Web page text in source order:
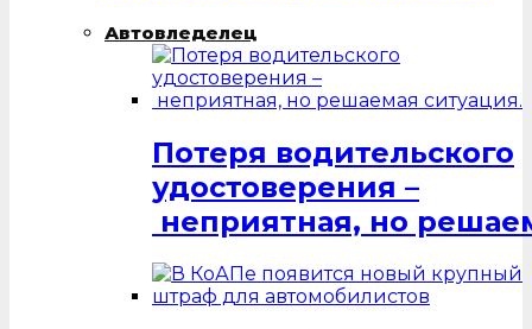
Автовледелец
Потеря водительского
удостоверения –
неприятная, но